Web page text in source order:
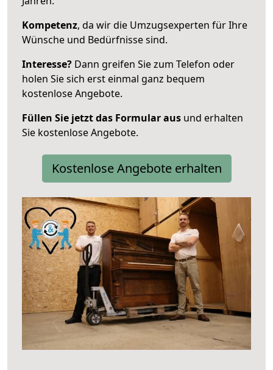
Kompetenz, da wir die Umzugsexperten für Ihre
Wünsche und Bedürfnisse sind.
Interesse? Dann greifen Sie zum Telefon oder
holen Sie sich erst einmal ganz bequem
kostenlose Angebote.
Füllen Sie jetzt das Formular aus und erhalten
Sie kostenlose Angebote.
Kostenlose Angebote erhalten